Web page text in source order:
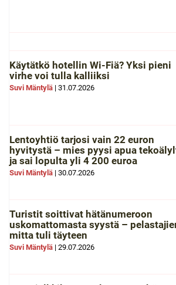
Käytätkö hotellin Wi-Fiä? Yksi pieni
virhe voi tulla kalliiksi
Suvi Mäntylä | 31.07.2026
Lentoyhtiö tarjosi vain 22 euron
hyvitystä – mies pyysi apua
ja sai lopulta yli 4 200 euroa
Suvi Mäntylä | 30.07.2026
Turistit soittivat hätänumeroon
uskomattomasta syystä –
mitta tuli täyteen
Suvi Mäntylä | 29.07.2026